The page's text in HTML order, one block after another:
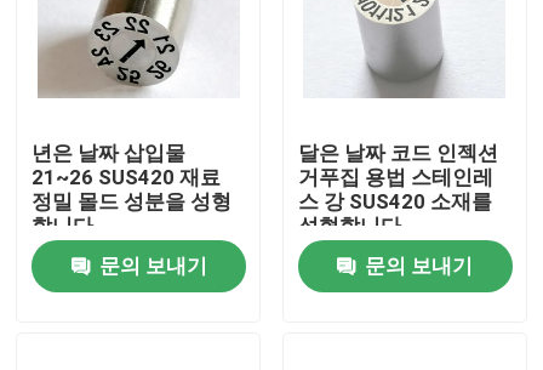
회사 소개
접촉
제품 소개
정밀도 형 분대
년은 날짜 삽입물
21~26 SUS420 재료
정밀 몰드 성분을 성형
합니다
문의 보내기
달은 날짜 코드 인젝션
거푸집 용법 스테인레
스 강 SUS420 소재를
성형합니다
문의 보내기